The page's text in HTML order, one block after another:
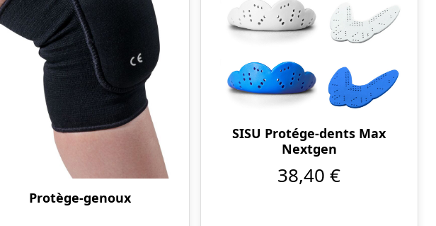
Protège-genoux
SISU Protége-dents Max
Nextgen
38,40 €